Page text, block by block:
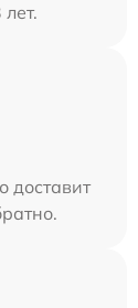
доставит